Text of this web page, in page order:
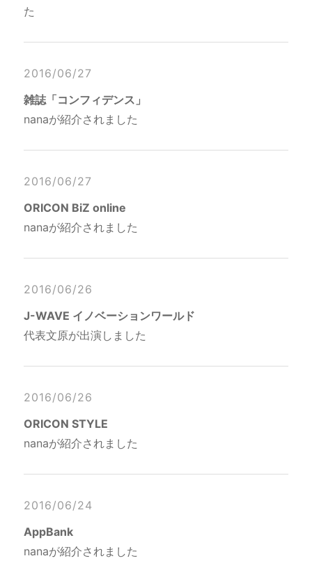
た
2016/06/27
雑誌「コンフィデンス」
nanaが紹介されました
2016/06/27
ORICON BiZ online
nanaが紹介されました
2016/06/26
J-WAVE イノベーションワールド
代表文原が出演しました
2016/06/26
ORICON STYLE
nanaが紹介されました
2016/06/24
AppBank
nanaが紹介されました